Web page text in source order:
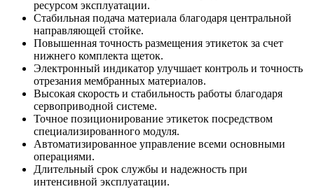
ресурсом эксплуатации.
Стабильная подача материала благодаря центральной
направляющей стойке.
Повышенная точность размещения этикеток за счет
нижнего комплекта щеток.
Электронный индикатор улучшает контроль и точность
отрезания мембранных материалов.
Высокая скорость и стабильность работы благодаря
сервоприводной системе.
Точное позиционирование этикеток посредством
специализированного модуля.
Автоматизированное управление всеми основными
операциями.
Длительный срок службы и надежность при
интенсивной эксплуатации.